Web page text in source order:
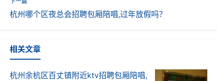
杭州哪个区夜总会招聘包厢陪唱,过年放假吗？
相关文章
杭州余杭区百丈镇附近ktv招聘包厢陪唱,